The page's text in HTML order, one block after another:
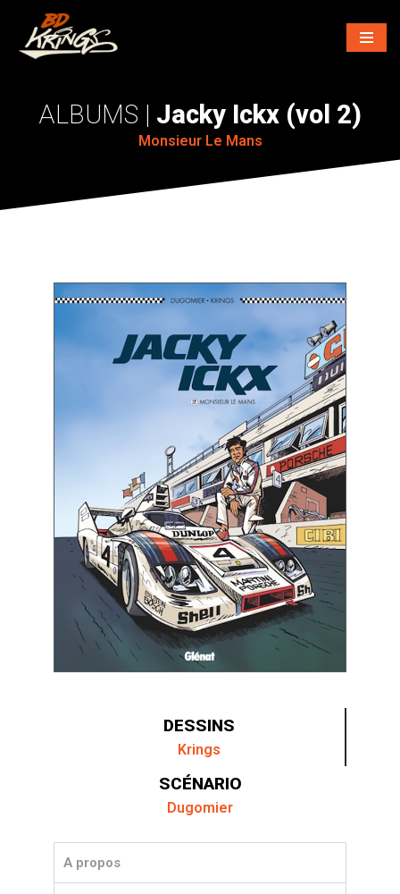
Aller
Jacky Ickx (vol 2)
Monsieur Le Mans
DESSINS
Krings
SCÉNARIO
Dugomier
A propos